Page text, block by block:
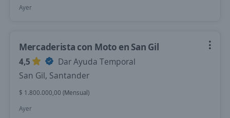
Ayer
Mercaderista con Moto en San Gil
4,5
Dar Ayuda Temporal
San Gil, Santander
$ 1.800.000,00 (Mensual)
Ayer